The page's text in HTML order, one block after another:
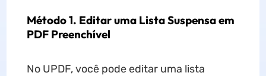
Método 1. Editar uma Lista Suspensa em
PDF Preenchível
No UPDF, você pode editar uma lista